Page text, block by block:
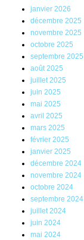
janvier 2026
décembre 2025
novembre 2025
octobre 2025
septembre 2025
août 2025
juillet 2025
juin 2025
mai 2025
avril 2025
mars 2025
février 2025
janvier 2025
décembre 2024
novembre 2024
octobre 2024
septembre 2024
juillet 2024
juin 2024
mai 2024